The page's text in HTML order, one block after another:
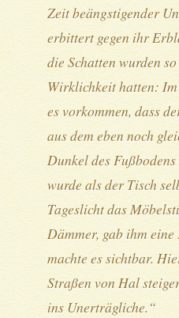
Zeit beängstigender
erbittert gegen ihr
die Schatten wurden
Wirklichkeit hatten:
es vorkommen, dass
aus dem eben noch
Dunkel des
wurde als der Tisch
Tageslicht das
Dämmer, gab ihm
machte es sichtbar.
Straßen von Hal
ins Unerträgliche.“